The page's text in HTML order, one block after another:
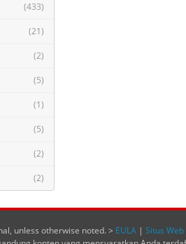
(433)
(21)
(2)
(5)
(1)
(5)
(2)
(2)
unless otherwise noted. > EULA | Situs